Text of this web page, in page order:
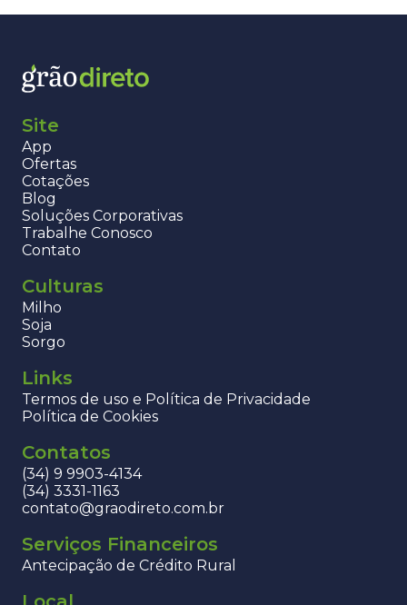
Site
App
Ofertas
Cotações
Blog
Soluções Corporativas
Trabalhe Conosco
Contato
Culturas
Milho
Soja
Sorgo
Links
Termos de uso e Política de Privacidade
Política de Cookies
Contatos
(34) 9 9903-4134
(34) 3331-1163
contato@graodireto.com.br
Serviços Financeiros
Antecipação de Crédito Rural